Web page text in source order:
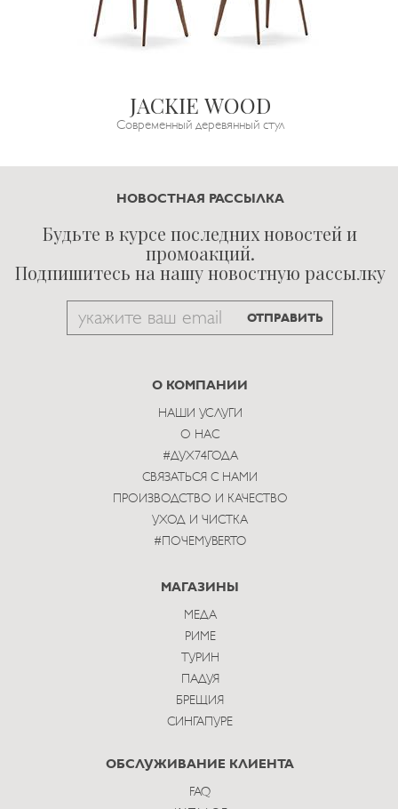
JACKIE WOOD
Современный деревянный стул
НОВОСТНАЯ РАССЫЛКА
Будьте в курсе последних новостей и
промоакций.
Подпишитесь на нашу новостную рассылку
Email
subscribe
ОТПРАВИТЬ
О КОМПАНИИ
НАШИ УСЛУГИ
О НАС
#ДУХ74ГОДА
СВЯЗАТЬСЯ С НАМИ
ПРОИЗВОДСТВО И КАЧЕСТВО
УХОД И ЧИСТКА
#ПОЧЕМУBERTO
МАГАЗИНЫ
МЕДА
РИМЕ
ТУРИН
ПАДУЯ
БРЕЩИЯ
СИНГАПУРЕ
ОБСЛУЖИВАНИЕ КЛИЕНТА
FAQ